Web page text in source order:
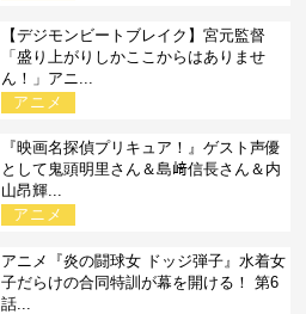
【デジモンビートブレイク】宮元監督
「盛り上がりしかここからはありませ
ん！」アニ...
アニメ
『映画名探偵プリキュア！』ゲスト声優
として鬼頭明里さん＆島﨑信長さん＆内
山昂輝...
アニメ
アニメ『炎の闘球女 ドッジ弾子』水着女
子だらけの合同特訓が幕を開ける！ 第6
話...